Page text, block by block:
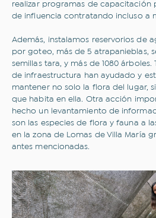
realizar programas de capacitación
de influencia contratando incluso a
Además, instalamos reservorios de
por goteo, más de 5 atrapanieblas,
semillas tara, y más de 1080 árboles.
de infraestructura han ayudado y
mantener no solo la flora del lugar,
que habita en ella. Otra acción
hecho un levantamiento de
son las especies de flora y fauna a
en la zona de Lomas de Villa María
antes mencionadas.